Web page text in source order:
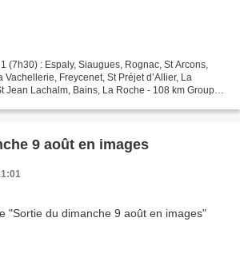
(7h30) : Espaly, Siaugues, Rognac, St Arcons,
Vachellerie, Freycenet, St Préjet d’Allier, La
Jean Lachalm, Bains, La Roche - 108 km Groupe
9 août en images